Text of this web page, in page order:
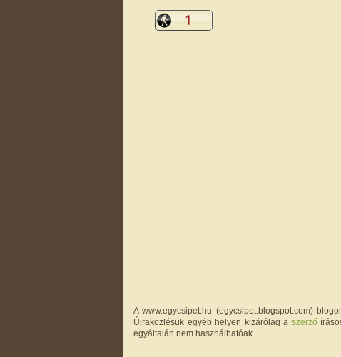
A www.egycsipet.hu (egycsipet.blogspot.com)
Újraközlésük egyéb helyen kizárólag a szerző
egyáltalán nem használhatóak.